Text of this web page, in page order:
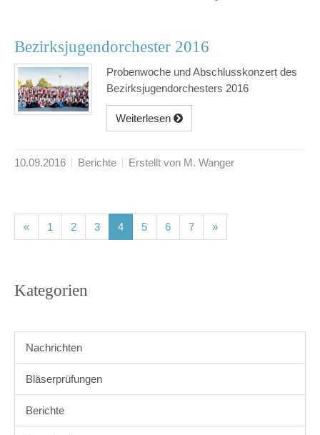
Bezirksjugendorchester 2016
Probenwoche und Abschlusskonzert des
Bezirksjugendorchesters 2016
Weiterlesen
10.09.2016 Berichte Erstellt von M. Wanger
« 1 (current)
2(current)
3(current)
4(current)
5(current)
6(current)
7(current)
»
Kategorien
Nachrichten
Bläserprüfungen
Berichte